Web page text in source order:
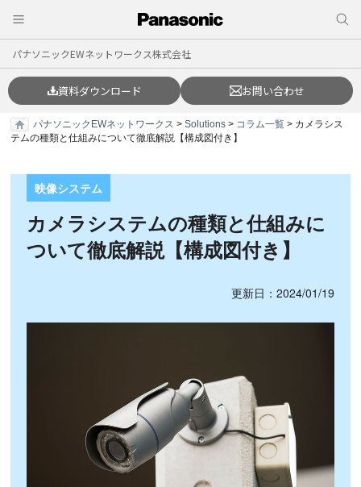
パナソニックEWネットワークス株式会社
資料ダウンロード お問い合わせ
パナソニックEWネットワークス >Solutions > コラム一覧 > カメラシス
テムの種類と仕組みについて徹底解説【構成図付き】
映像システム
カメラシステムの種類と仕組みに
ついて徹底解説【構成図付き】
更新日：2024/01/19